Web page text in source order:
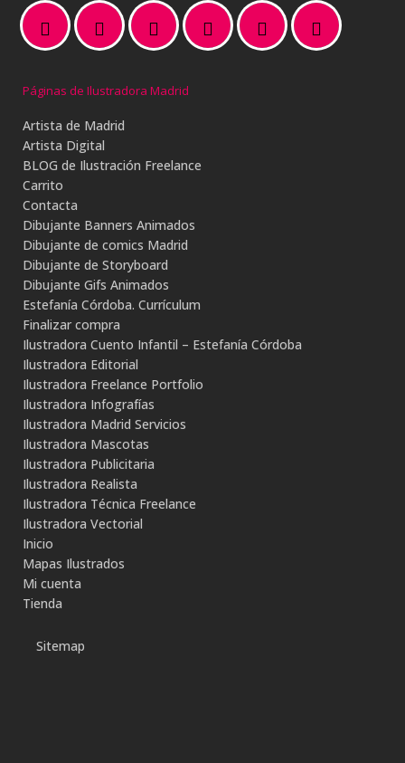
Páginas de Ilustradora Madrid
Artista de Madrid
Artista Digital
BLOG de Ilustración Freelance
Carrito
Contacta
Dibujante Banners Animados
Dibujante de comics Madrid
Dibujante de Storyboard
Dibujante Gifs Animados
Estefanía Córdoba. Currículum
Finalizar compra
Ilustradora Cuento Infantil – Estefanía Córdoba
Ilustradora Editorial
Ilustradora Freelance Portfolio
Ilustradora Infografías
Ilustradora Madrid Servicios
Ilustradora Mascotas
Ilustradora Publicitaria
Ilustradora Realista
Ilustradora Técnica Freelance
Ilustradora Vectorial
Inicio
Mapas Ilustrados
Mi cuenta
Tienda
Sitemap